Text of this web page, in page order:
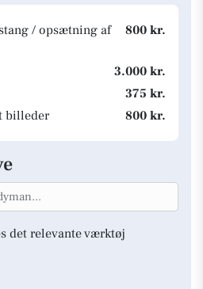
/ opsætning af
800 kr.
3.000 kr.
375 kr.
billeder
800 kr.
det relevante værktøj